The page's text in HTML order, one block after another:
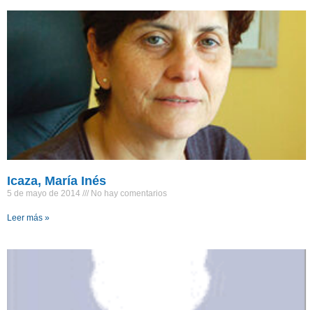
Icaza, María Inés
5 de mayo de 2014 No hay comentarios
Leer más »